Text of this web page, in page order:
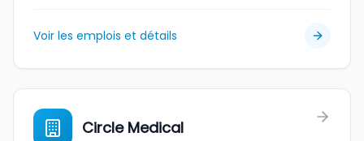
Voir les emplois et détails
Circle Medical